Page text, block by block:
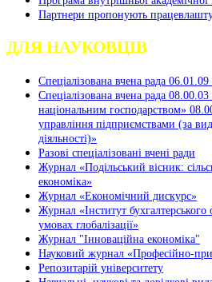
Партнери пропонують
ДЛЯ НАУКОВЦІВ
Спеціалізована вчена рада
Спеціалізована вчена рада
національним господарством»
управління підприємствами (за
діяльності)»
Разові спеціалізовані вчені ради
Журнал «Подільський вісник:
економіка»
Журнал «Економічний дискурс»
Журнал «Інститут бухгалтерського
умовах глобалізації»
Журнал "Інноваційна економіка"
Науковий журнал «Професійно-
Репозитарій університету